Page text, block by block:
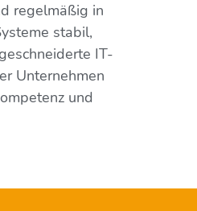
regelmäßig in
stabil,
IT-
Unternehmen
und